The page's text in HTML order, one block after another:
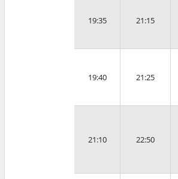
19:35 21:15
19:40 21:25
21:10 22:50